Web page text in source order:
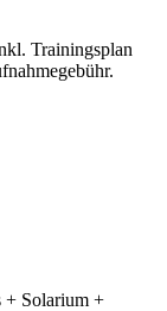
Trainingsplan
+ Solarium +